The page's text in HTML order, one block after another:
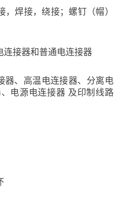
焊接，绕接；螺钉（帽）
连接器和普通电连接器
器、高温电连接器、分离电
电源电连接器 及印制线路